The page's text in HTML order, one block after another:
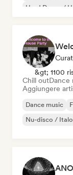
Hard Dance /
&gt; 1100
Chill outDance
Aggiungere
Dance music
Nu-disco / Italo